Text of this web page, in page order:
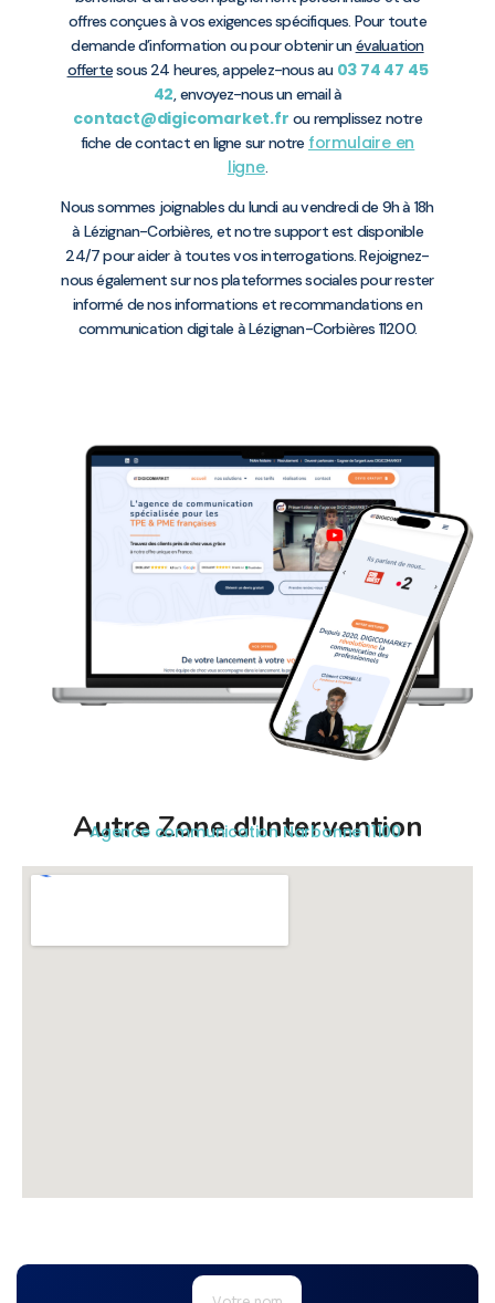
offres conçues à vos exigences spécifiques. Pour toute
demande d’information ou pour obtenir unévaluation
offertesous 24 heures, appelez-nous au 03 74 47 45
42, envoyez-nous un email à
contact@digicomarket.fr ou remplissez notre
fiche de contact en ligne sur notre formulaire en
ligne.
Nous sommes joignables du lundi au vendredi de 9h à 18h
à Lézignan-Corbières, et notre support est disponible
24/7 pour aider à toutes vos interrogations. Rejoignez-
nous également sur nos plateformes sociales pour rester
informé de nos informations et recommandations en
communication digitale à Lézignan-Corbières 11200.
Autre Zone d'Intervention
Agence communication Narbonne 11100